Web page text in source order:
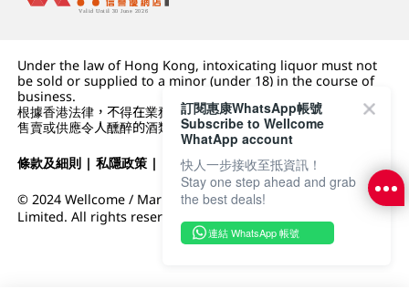
Under the law of Hong Kong, intoxicating liquor must not
be sold or supplied to a minor (under 18) in the course of
business.
根據香港法律，不得在業務過程中，向未成年人 (18 歲以下人士)
售賣或供應令人醺醉的酒類。
條款及細則 |私隱政策 | DFI零售集團
© 2024 Wellcome / Market Place. The Dairy Farm Company
Limited. All rights reserved.
訂閱惠康WhatsApp帳號
Subscribe to Wellcome
WhatApp account
快人一步接收至抵資訊！
Stay one step ahead and grab
the best deals!
連結 WhatsApp 帳號